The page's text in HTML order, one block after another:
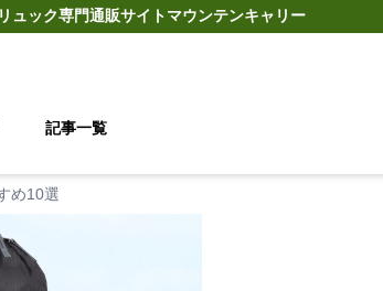
ュック専門通販サイトマウンテンキャリー
記事一覧
め10選